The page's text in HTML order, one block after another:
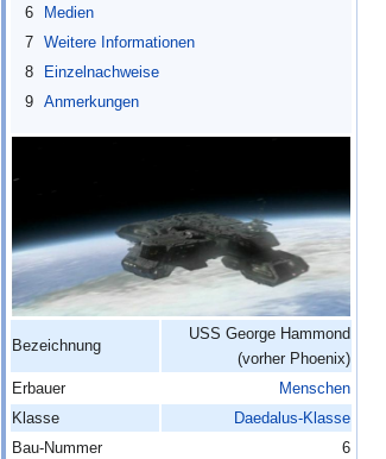
6
Medien
7
Weitere Informationen
8
Einzelnachweise
9
Anmerkungen
Bezeichnung
USS George Hammond
(vorher Phoenix)
Erbauer
Menschen
Klasse
Daedalus-Klasse
Bau-Nummer
6